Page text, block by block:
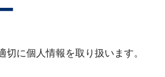
に個人情報を取り扱います。